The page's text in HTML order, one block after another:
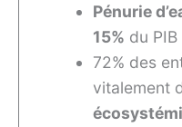
Pénurie
15% du
72% des
vitalement